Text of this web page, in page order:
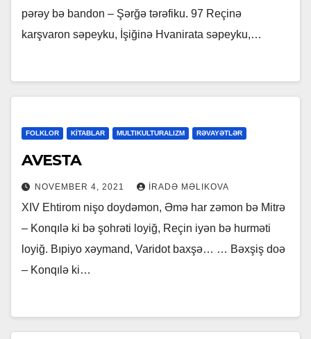
pərəy bə bandon – Şərğə tərəfiku. 97 Reçinə
karşvaron səpeyku, İşiğinə Hvanirata səpeyku,…
FOLKLOR KİTABLAR MULTIKULTURALIZM RƏVAYƏTLƏR
AVESTA
NOVEMBER 4, 2021 İRADƏ MƏLIKOVA
XIV Ehtirom nişo doydəmon, Əmə har zəmon bə Mitrə
– Konqılə ki bə şohrəti loyiğ, Reçin iyən bə hurməti
loyiğ. Bıpiyo xəymand, Varidot baxşə… … Bəxşiş doə
– Konqılə ki…